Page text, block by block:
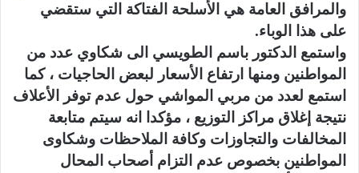
والمرافق العامة هي الأسلحة الفتاكة التي ستقضي
على هذا الوباء.
واستمع الدكتور باسم الطويسي الى شكاوي عدد من
المواطنين ومنها ارتفاع الأسعار لبعض الحاجيات ، كما
استمع لعدد من مربي المواشي حول عدم توفر الأعلاف
نتيجة إغلاق مراكز التوزيع ، مؤكدا انه سيتم متابعة
المخالفات والتجاوزات وكافة الملاحظات وشكاوى
المواطنين بخصوص عدم التزام أصحاب المحال